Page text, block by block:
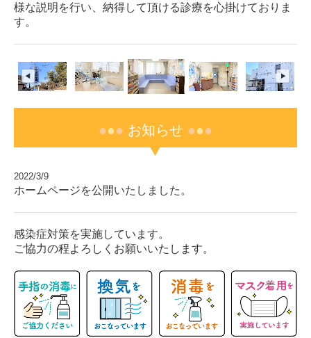
様な説明を行い、納得して頂ける診療を心掛けておりま
す。
●●● お知らせ ●●●
2022/3/9
ホームページを公開いたしました。
感染症対策を実施しています。
ご協力の程よろしくお願いいたします。